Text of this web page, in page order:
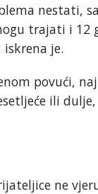
nestati,
trajati i 12
je.
povući,
ili
ne